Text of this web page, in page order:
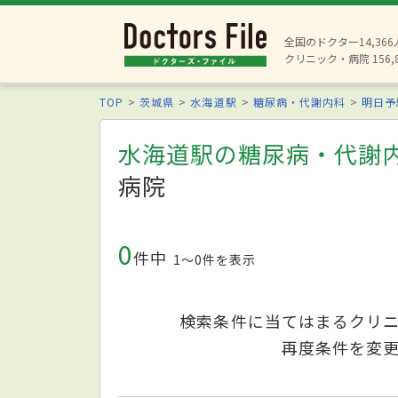
全国のドクター14,366
クリニック・病院
TOP 茨城県 水海道駅 糖尿病・代謝内科 明日
水海道駅の糖尿病・代謝
病院
0件中 1〜0件を表示
検索条件に当てはまるクリ
再度条件を変